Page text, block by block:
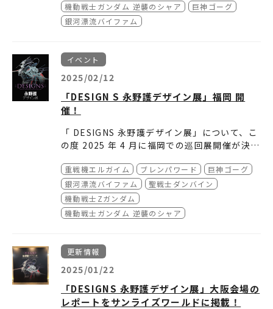
機動戦士ガンダム 逆襲のシャア
巨神ゴーグ
銀河漂流バイファム
イベント
2025/02/12
「DESIGN S 永野護デザイン展」福岡 開
催！
「 DESIGNS 永野護デザイン展」について、こ
の度 2025 年 4 月に福岡での巡回展開催が決
本展覧会は、代表作「ファイブスター物語」や
テレビアニメのメカニックデザイン、キャラク
ターデザインなど唯一無二の世界を創造するデ
ザイナー・永野護の初の大型展覧会となりま
す。
から始まり、2024 年 4 月 に は名古屋 、 202
5 年 1 月には大阪 での巡回展を実施しまし
た。
今回の巡回展では新規の展示物も予定しており
ます。この機会にぜひ、永野デザインを体感し
DESIGNS永野護デザイン展 福岡会場概要
■会期：2025年年4月5日(土)～2025年年5月4
日(日･祝)
■開催時間： 午前午前10時〜～午後6時まで
（最終日は午後5時時まで）ご入場は終了の30
■会場：福岡三越9階 三越ギャラリー（福岡市
中央区天神2-1-1）
■主催：DESIGNS永野護デザイン展 福岡実行
委員会
■イベント問合わせ先
［当日券当日券］
一般：2,100円（税込） ※小学生以上
販売場所①：ローソンチケッ（https://lhttp
a/）にて販売
（LLコードコード8331483314）
（期間：2025年4月5日（土）午前0
0時00分～5月4日（日･祝）午後４時00分ま
で）
来場者限定でピクチャーチケットをプレゼン
ト！（全7種）
※有料入場チケット1枚につき、ランダムで1枚
お渡しいたします。
■音声ガイド
本展覧会の音声ガイドのナレーションは声優の
川村万梨阿さん！
お手持ちのスマートフォンとイヤフォンを使っ
て、「DESIGNSDESIGNS永野護デザイン展」
重戦機エルガイム ブレンパワード
巨神ゴーグ
銀河漂流バイファム
聖戦士ダンバイン
機動戦士Zガンダム
機動戦士ガンダム 逆襲のシャア
更新情報
2025/01/22
「DESIGNS 永野護デザイン展」大阪会場の
レポートをサンライズワールドに掲載！